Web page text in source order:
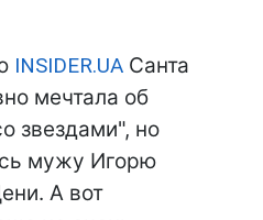
INSIDER.UA Санта
мечтала об
звездами", но
мужу Игорю
А вот